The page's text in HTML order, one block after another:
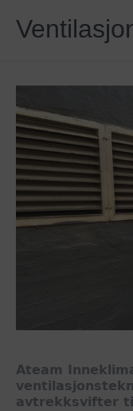
Ateam
avtrekksvifter